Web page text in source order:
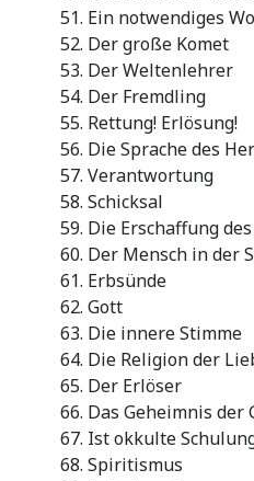
Ein notwendiges
Der große Komet
Der Weltenlehrer
Der Fremdling
Rettung! Erlösung!
Die Sprache des
Verantwortung
Schicksal
Die Erschaffung
Der Mensch in der
Erbsünde
Gott
Die innere Stimme
Die Religion der
Der Erlöser
Das Geheimnis der
Ist okkulte
Spiritismus